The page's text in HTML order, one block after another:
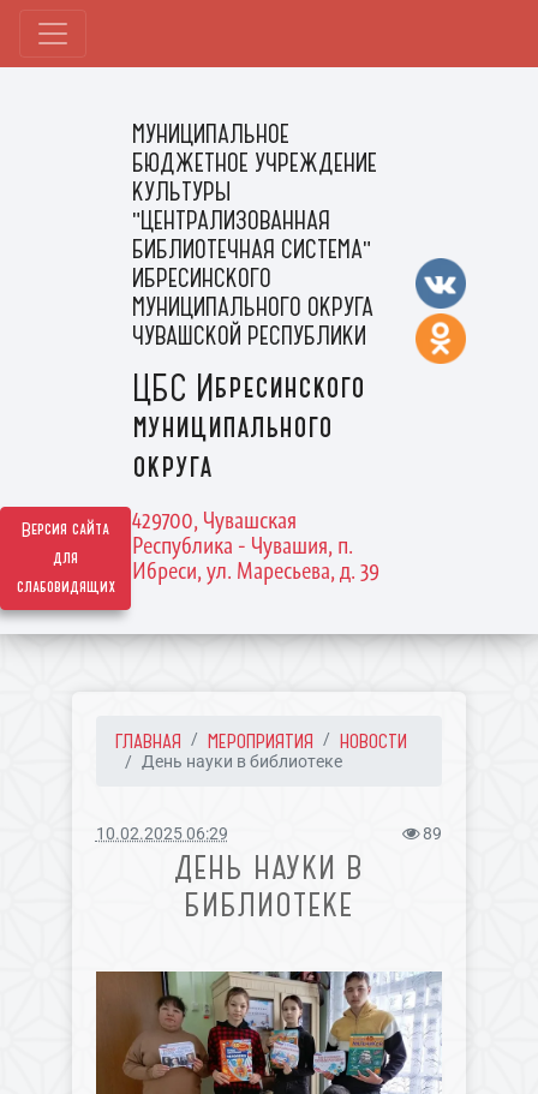
Версия сайта
для
слабовидящих
МУНИЦИПАЛЬНОЕ
БЮДЖЕТНОЕ УЧРЕЖДЕНИЕ
КУЛЬТУРЫ
"ЦЕНТРАЛИЗОВАННАЯ
БИБЛИОТЕЧНАЯ СИСТЕМА"
ИБРЕСИНСКОГО
МУНИЦИПАЛЬНОГО ОКРУГА
ЧУВАШСКОЙ РЕСПУБЛИКИ
ЦБС Ибресинского
муниципального
округа
429700, Чувашская
Республика - Чувашия, п.
Ибреси, ул. Маресьева, д. 39
ГЛАВНАЯ МЕРОПРИЯТИЯ НОВОСТИ
День науки в библиотеке
10.02.2025 06:29 89
ДЕНЬ НАУКИ В
БИБЛИОТЕКЕ